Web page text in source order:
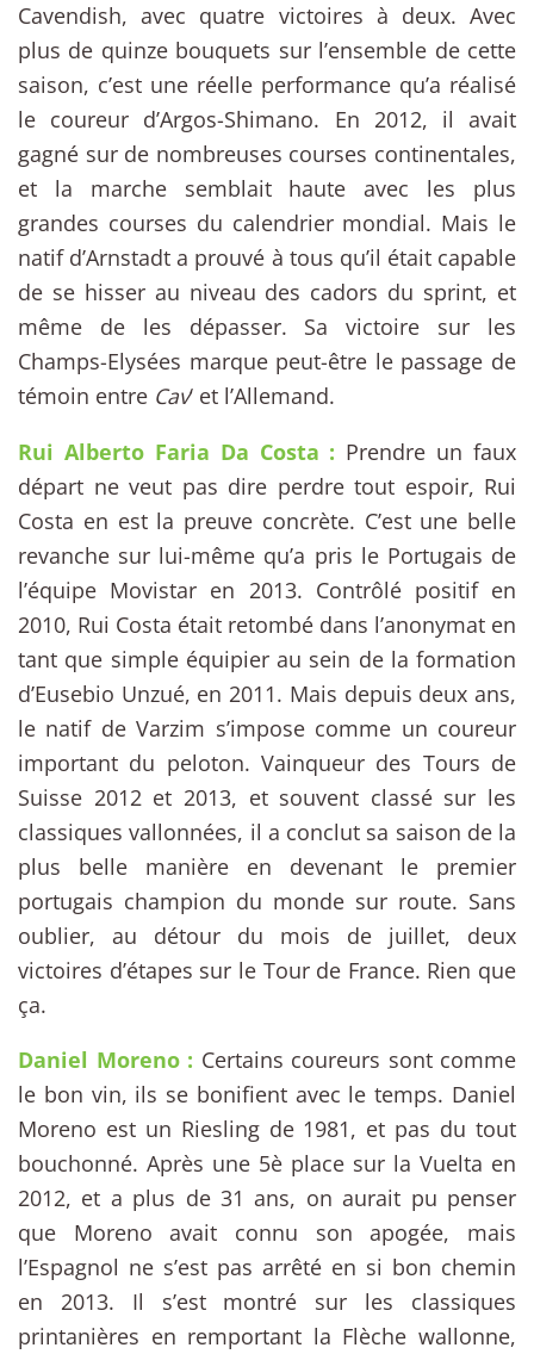
Cavendish, avec quatre victoires à deux. Avec
plus de quinze bouquets sur l’ensemble de cette
saison, c’est une réelle performance qu’a réalisé
le coureur d’Argos-Shimano. En 2012, il avait
gagné sur de nombreuses courses continentales,
et la marche semblait haute avec les plus
grandes courses du calendrier mondial. Mais le
natif d’Arnstadt a prouvé à tous qu’il était capable
de se hisser au niveau des cadors du sprint, et
même de les dépasser. Sa victoire sur les
Champs-Elysées marque peut-être le passage de
témoin entre Cav‘ et l’Allemand.
Rui Alberto Faria Da Costa : Prendre un faux
départ ne veut pas dire perdre tout espoir, Rui
Costa en est la preuve concrète. C’est une belle
revanche sur lui-même qu’a pris le Portugais de
l’équipe Movistar en 2013. Contrôlé positif en
2010, Rui Costa était retombé dans l’anonymat en
tant que simple équipier au sein de la formation
d’Eusebio Unzué, en 2011. Mais depuis deux ans,
le natif de Varzim s’impose comme un coureur
important du peloton. Vainqueur des Tours de
Suisse 2012 et 2013, et souvent classé sur les
classiques vallonnées, il a conclut sa saison de la
plus belle manière en devenant le premier
portugais champion du monde sur route. Sans
oublier, au détour du mois de juillet, deux
victoires d’étapes sur le Tour de France. Rien que
ça.
Daniel Moreno : Certains coureurs sont comme
le bon vin, ils se bonifient avec le temps. Daniel
Moreno est un Riesling de 1981, et pas du tout
bouchonné. Après une 5è place sur la Vuelta en
2012, et a plus de 31 ans, on aurait pu penser
que Moreno avait connu son apogée, mais
l’Espagnol ne s’est pas arrêté en si bon chemin
en 2013. Il s’est montré sur les classiques
printanières en remportant la Flèche wallonne,